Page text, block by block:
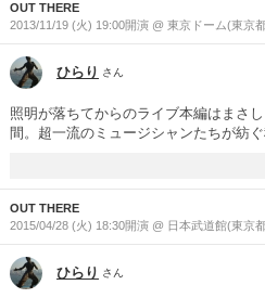
OUT THERE
2013/11/19 (火) 19:00開演 @ 東京ドーム(東京
ひらり さん
照明が落ちてからのライブ本編はまさ
間。超一流のミュージシャンたちが紡
してポップソングはより楽しく響き、
常じゃない。ポールは曲ごとにエレキ
何本も持ち替え、時にはピアノを華麗
迅。そして極めつけは、激しいシャウ
ヴォーカル。アリーナは終始総立ちの
となったのでした。 語るまでもなくそのすべてが印象的だったので
すが、敢えていくつかを挙げるとすれ
OUT THERE
2015/04/28 (火) 18:30開演 @ 日本武道館(東京
ひらり さん